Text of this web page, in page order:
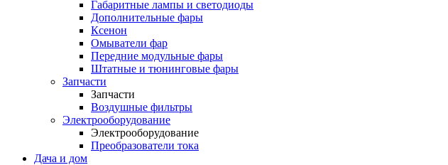
Габаритные лампы и светодиоды
Дополнительные фары
Ксенон
Омыватели фар
Передние модульные фары
Штатные и тюнинговые фары
Запчасти
Запчасти
Воздушные фильтры
Электрооборудование
Электрооборудование
Преобразователи тока
Дача и дом